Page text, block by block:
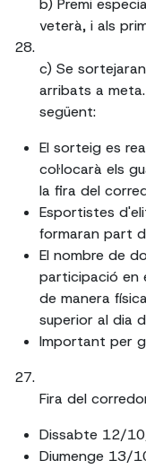
b) Premi
veterà, i als
c) Se
arribats a
següent:
El sorteig es
col·locarà els
la fira del
Esportistes
formaran part
El nombre de
participació en
de manera
superior al dia
Important per
Fira del
Dissabte 12/
Diumenge 13/